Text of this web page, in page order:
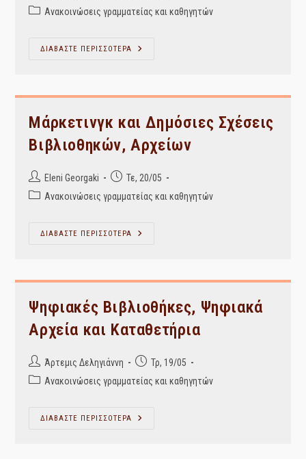
author:
published:
PostΑνακοινώσεις γραμματείας και καθηγητών
ΔΙΑΒΑΣΤΕ ΠΕΡΙΣΣΟΤΕΡΑ
Πληροφοριακά
Πολιτιστικών
ΑΝΑΚΟΙΝΩΣΗ
Μάρκετινγκ και Δημόσιες Σχέσεις
Βιβλιοθηκών, Αρχείων
Post
author:
Eleni Georgaki
Post
published:
Τε, 20/05
PostΑνακοινώσεις γραμματείας και καθηγητών
ΔΙΑΒΑΣΤΕ ΠΕΡΙΣΣΟΤΕΡΑ
Μάρκετινγκ
Αρχείων
Ψηφιακές Βιβλιοθήκες, Ψηφιακά
Αρχεία και Καταθετήρια
Post
author:
Άρτεμις Δεληγιάννη
Post
published:
Τρ, 19/05
PostΑνακοινώσεις γραμματείας και καθηγητών
ΔΙΑΒΑΣΤΕ ΠΕΡΙΣΣΟΤΕΡΑ
Ψηφιακές